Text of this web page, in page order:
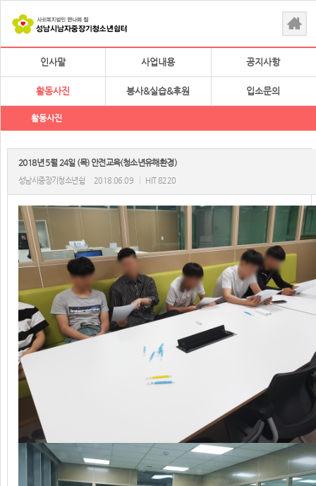
인사말 사업내용 공지사항
활동사진 봉사&실습&후원 입소문의
활동사진
2018년 5월 24일 (목) 안전교육(청소년유해환경)
성남시중장기청소년쉼 2018.06.09 HIT 8220